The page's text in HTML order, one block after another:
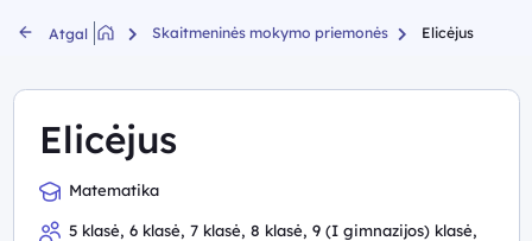
Atgal Skaitmeninės mokymo priemonės Elicėjus
Elicėjus
Matematika
5 klasė, 6 klasė, 7 klasė, 8 klasė, 9 (I gimnazijos) klasė,